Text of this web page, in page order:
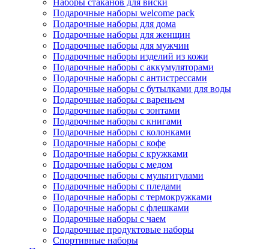
Наборы стаканов для виски
Подарочные наборы welcome pack
Подарочные наборы для дома
Подарочные наборы для женщин
Подарочные наборы для мужчин
Подарочные наборы изделий из кожи
Подарочные наборы с аккумуляторами
Подарочные наборы с антистрессами
Подарочные наборы с бутылками для воды
Подарочные наборы с вареньем
Подарочные наборы с зонтами
Подарочные наборы с книгами
Подарочные наборы с колонками
Подарочные наборы с кофе
Подарочные наборы с кружками
Подарочные наборы с медом
Подарочные наборы с мультитулами
Подарочные наборы с пледами
Подарочные наборы с термокружками
Подарочные наборы с флешками
Подарочные наборы с чаем
Подарочные продуктовые наборы
Спортивные наборы